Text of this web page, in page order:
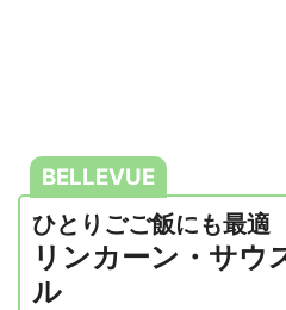
BELLEVUE
ひとりごご飯にも最適
リンカーン・サウ
ル